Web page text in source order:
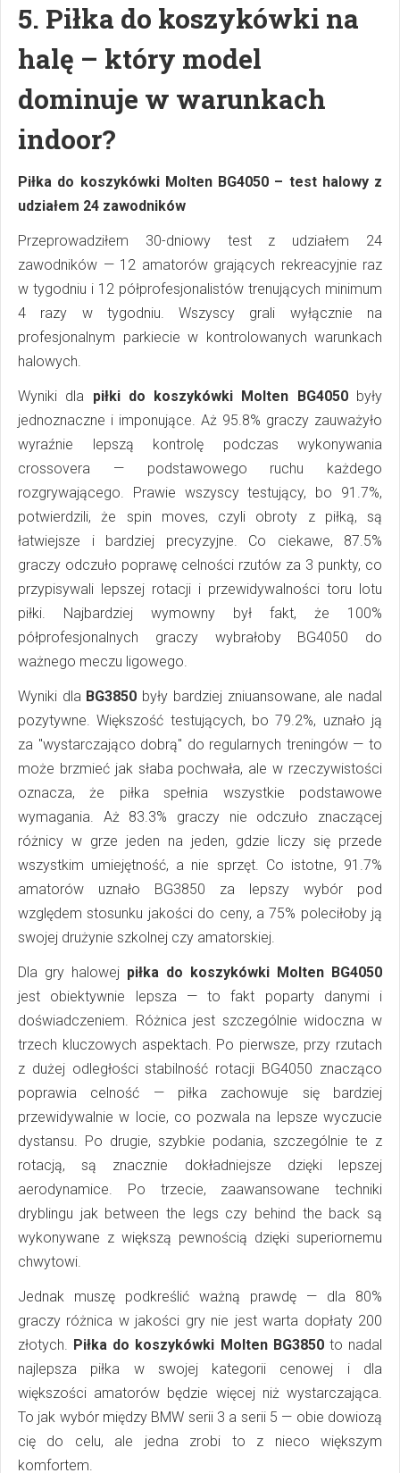
5. Piłka do koszykówki na
halę – który model
dominuje w warunkach
indoor?
Piłka do koszykówki Molten BG4050 – test halowy z
udziałem 24 zawodników
Przeprowadziłem 30-dniowy test z udziałem 24
zawodników — 12 amatorów grających rekreacyjnie raz
w tygodniu i 12 półprofesjonalistów trenujących minimum
4 razy w tygodniu. Wszyscy grali wyłącznie na
profesjonalnym parkiecie w kontrolowanych warunkach
halowych.
Wyniki dla piłki do koszykówki Molten BG4050były
jednoznaczne i imponujące. Aż 95.8% graczy zauważyło
wyraźnie lepszą kontrolę podczas wykonywania
crossovera — podstawowego ruchu każdego
rozgrywającego. Prawie wszyscy testujący, bo 91.7%,
potwierdzili, że spin moves, czyli obroty z piłką, są
łatwiejsze i bardziej precyzyjne. Co ciekawe, 87.5%
graczy odczuło poprawę celności rzutów za 3 punkty, co
przypisywali lepszej rotacji i przewidywalności toru lotu
piłki. Najbardziej wymowny był fakt, że 100%
półprofesjonalnych graczy wybrałoby BG4050 do
ważnego meczu ligowego.
Wyniki dla BG3850 były bardziej zniuansowane, ale nadal
pozytywne. Większość testujących, bo 79.2%, uznało ją
za "wystarczająco dobrą" do regularnych treningów — to
może brzmieć jak słaba pochwała, ale w rzeczywistości
oznacza, że piłka spełnia wszystkie podstawowe
wymagania. Aż 83.3% graczy nie odczuło znaczącej
różnicy w grze jeden na jeden, gdzie liczy się przede
wszystkim umiejętność, a nie sprzęt. Co istotne, 91.7%
amatorów uznało BG3850 za lepszy wybór pod
względem stosunku jakości do ceny, a 75% poleciłoby ją
swojej drużynie szkolnej czy amatorskiej.
Dla gry halowej piłka do koszykówki Molten BG4050
jest obiektywnie lepsza — to fakt poparty danymi i
doświadczeniem. Różnica jest szczególnie widoczna w
trzech kluczowych aspektach. Po pierwsze, przy rzutach
z dużej odległości stabilność rotacji BG4050 znacząco
poprawia celność — piłka zachowuje się bardziej
przewidywalnie w locie, co pozwala na lepsze wyczucie
dystansu. Po drugie, szybkie podania, szczególnie te z
rotacją, są znacznie dokładniejsze dzięki lepszej
aerodynamice. Po trzecie, zaawansowane techniki
dryblingu jak between the legs czy behind the back są
wykonywane z większą pewnością dzięki superiornemu
chwytowi.
Jednak muszę podkreślić ważną prawdę — dla 80%
graczy różnica w jakości gry nie jest warta dopłaty 200
złotych. Piłka do koszykówki Molten BG3850to nadal
najlepsza piłka w swojej kategorii cenowej i dla
większości amatorów będzie więcej niż wystarczająca.
To jak wybór między BMW serii 3 a serii 5 — obie dowiozą
cię do celu, ale jedna zrobi to z nieco większym
komfortem.